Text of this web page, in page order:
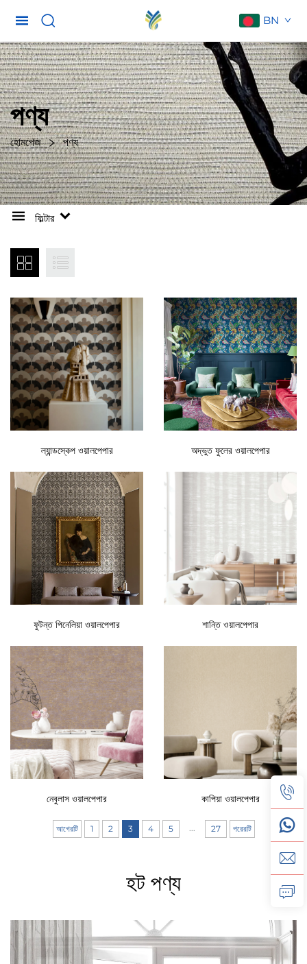
BN
পণ্য
হোমপেজ পণ্য
ফিল্টার
ল্যান্ডস্কেপ ওয়ালপেপার অদ্ভুত ফুলের ওয়ালপেপার
ফুটন্ত পিনেলিয়া ওয়ালপেপার শান্তি ওয়ালপেপার
নেবুলাস ওয়ালপেপার কাপিয়া ওয়ালপেপার
আগেরটি 1 2 3 4 5 ... 27 পরেরটি
হট পণ্য